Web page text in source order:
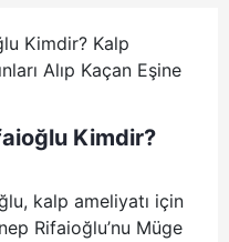
Kimdir?
kalp ameliyatı için
Rifaioğlu’nu Müge